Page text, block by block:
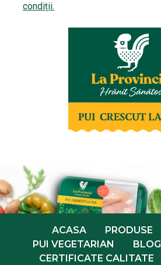
condiții.
ACASA PRODUSE
PUI VEGETARIAN
BLOG
CERTIFICATE CALITATE